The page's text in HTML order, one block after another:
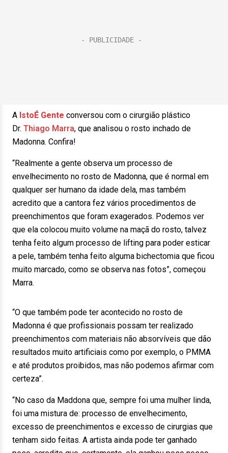
A IstoÉ Gente conversou com o cirurgião plástico
Dr. Thiago Marra, que analisou o rosto inchado de
Madonna. Confira!
“Realmente a gente observa um processo de
envelhecimento no rosto de Madonna, que é normal em
qualquer ser humano da idade dela, mas também
acredito que a cantora fez vários procedimentos de
preenchimentos que foram exagerados. Podemos ver
que ela colocou muito volume na maçã do rosto, talvez
tenha feito algum processo de lifting para poder esticar
a pele, também tenha feito alguma bichectomia que ficou
muito marcado, como se observa nas fotos”, começou
Marra.
“O que também pode ter acontecido no rosto de
Madonna é que profissionais possam ter realizado
preenchimentos com materiais não absorvíveis que dão
resultados muito artificiais como por exemplo, o PMMA
e até produtos proibidos, mas não podemos afirmar com
certeza”.
“No caso da Maddona que, sempre foi uma mulher linda,
foi uma mistura de: processo de envelhecimento,
excesso de preenchimentos e excesso de cirurgias que
tenham sido feitas. A artista ainda pode ter ganhado